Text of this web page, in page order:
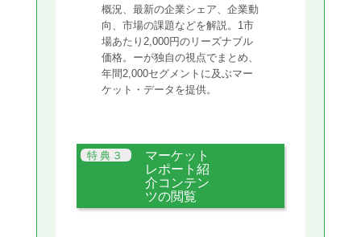
概況、最新の企業シェア、企業動
向、市場の課題などを解説。1市
場あたり2,000円のリーズナブル
価格。ーが独自の視点でまとめ、
年間2,000セグメントに及ぶマー
ケット・データを提供。
マーケット
レポート紹
介コンテン
ツの閲覧